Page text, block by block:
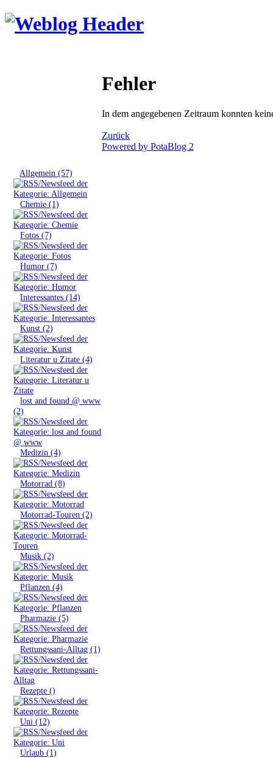
Allgemein (57)
»Chemie (1)
»Fotos (7)
»Humor (7)
»Interessantes (14)
»Kunst (2)
»Literatur u Zitate (4)
»lost and found @ www
(2)
»Medizin (4)
»Motorrad (8)
»Motorrad-Touren (2)
»Musik (2)
»Pflanzen (4)
»Pharmazie (5)
»Rettungssani-Alltag (1)
»Rezepte ()
»Uni (12)
»Urlaub (1)
Fehler
In dem angegebenen Zeitraum konnten
Zurück
Powered by PotaBlog 2